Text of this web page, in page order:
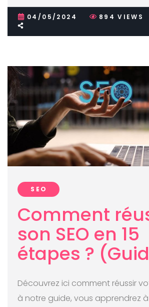
04/05/2024 894 VIEWS
SEO
Comment
son SEO en 15
étapes ?
Découvrez ici comment réussir
à notre guide, vous apprendrez